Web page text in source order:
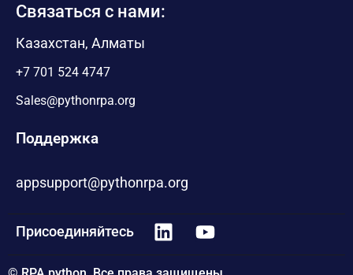
Связаться с нами:
Казахстан, Алматы
+7 701 524 4747
Sales@pythonrpa.org
Поддержка
appsupport@pythonrpa.org
Присоединяйтесь